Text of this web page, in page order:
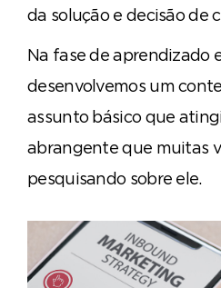
da solução e decisão de
Na fase de aprendizado
desenvolvemos um
assunto básico que
abrangente que muitas
pesquisando sobre ele.